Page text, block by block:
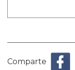
Comparte